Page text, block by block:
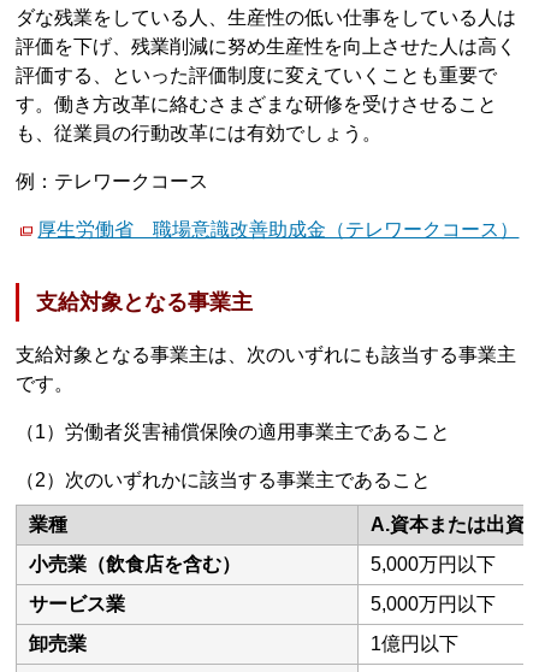
ダな残業をしている人、生産性の低い仕事をしている人は
評価を下げ、残業削減に努め生産性を向上させた人は高く
評価する、といった評価制度に変えていくことも重要で
す。働き方改革に絡むさまざまな研修を受けさせること
も、従業員の行動改革には有効でしょう。
例：テレワークコース
厚生労働省 職場意識改善助成金（テレワークコース）
支給対象となる事業主
支給対象となる事業主は、次のいずれにも該当する事業主
です。
（1）労働者災害補償保険の適用事業主であること
（2）次のいずれかに該当する事業主であること
業種
A.資本または出資
小売業（飲食店を含む）
5,000万円以下
サービス業
5,000万円以下
卸売業
1億円以下